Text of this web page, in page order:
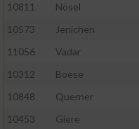
10811
Nösel
10573
Jenichen
11056
Vadar
10312
Boese
10848
Querner
10453
Giere